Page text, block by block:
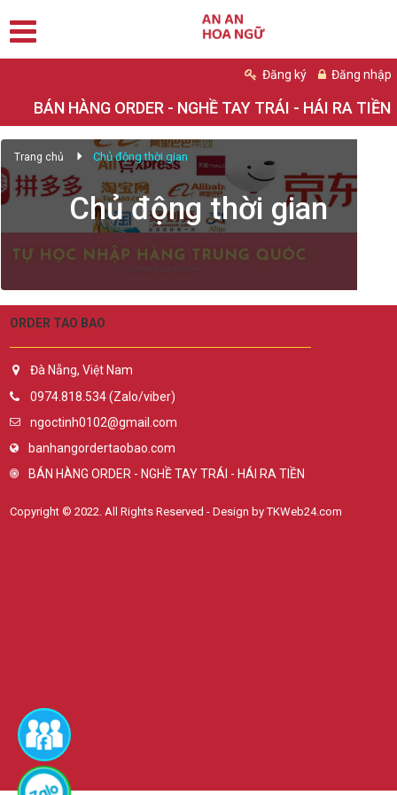
Đăng ký Đăng nhập
BÁN HÀNG ORDER - NGHỀ TAY TRÁI - HÁI RA TIỀN
Trang chủ Chủ động thời gian
Chủ động thời gian
ORDER TAO BAO
Đà Nẵng, Việt Nam
0974.818.534 (Zalo/viber)
ngoctinh0102@gmail.com
banhangordertaobao.com
BÁN HÀNG ORDER - NGHỀ TAY TRÁI - HÁI RA TIỀN
Copyright © 2022. All Rights Reserved - Design by TKWeb24.com